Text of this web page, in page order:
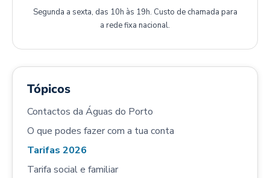
Segunda a sexta, das 10h às 19h. Custo de chamada para
a rede fixa nacional.
Tópicos
Contactos da Águas do Porto
O que podes fazer com a tua conta
Tarifas 2026
Tarifa social e familiar